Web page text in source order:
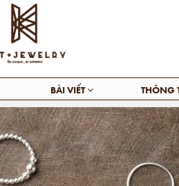
BÀI VIẾT THÔNG